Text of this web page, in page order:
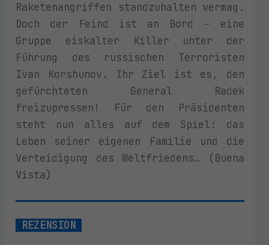
Raketenangriffen standzuhalten vermag.
Doch der Feind ist an Bord – eine
Gruppe eiskalter Killer unter der
Führung des russischen Terroristen
Ivan Korshunov. Ihr Ziel ist es, den
gefürchteten General Radek
freizupressen! Für den Präsidenten
steht nun alles auf dem Spiel: das
Leben seiner eigenen Familie und die
Verteidigung des Weltfriedens… (Buena
Vista)
REZENSION